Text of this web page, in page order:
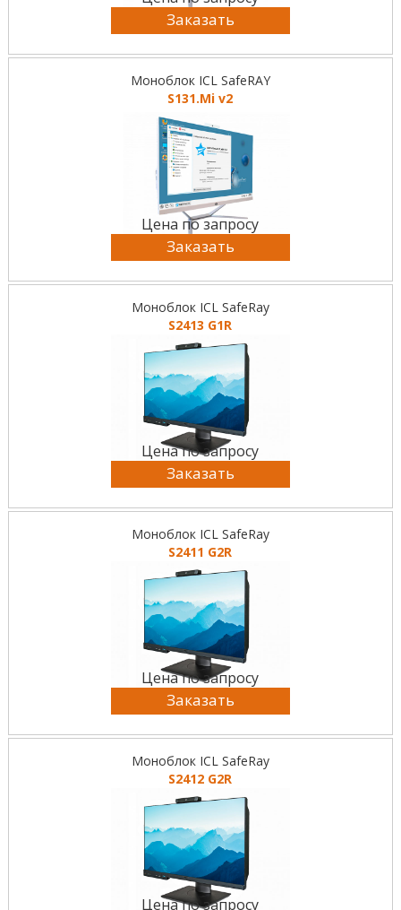
Заказать
Моноблок ICL SafeRAY
S131.Mi v2
Цена по запросу
Заказать
Моноблок ICL SafeRay
S2413 G1R
Цена по запросу
Заказать
Моноблок ICL SafeRay
S2411 G2R
Цена по запросу
Заказать
Моноблок ICL SafeRay
S2412 G2R
Цена по запросу